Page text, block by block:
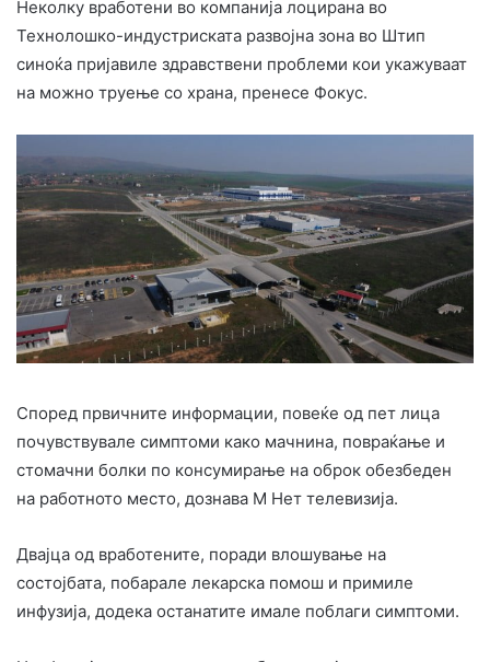
Неколку вработени во компанија лоцирана во
Технолошко-индустриската развојна зона во Штип
синоќа пријавиле здравствени проблеми кои укажуваат
на можно труење со храна, пренесе Фокус.
Според првичните информации, повеќе од пет лица
почувствувале симптоми како мачнина, повраќање и
стомачни болки по консумирање на оброк обезбеден
на работното место, дознава М Нет телевизија.
Двајца од вработените, поради влошување на
состојбата, побарале лекарска помош и примиле
инфузија, додека останатите имале поблаги симптоми.